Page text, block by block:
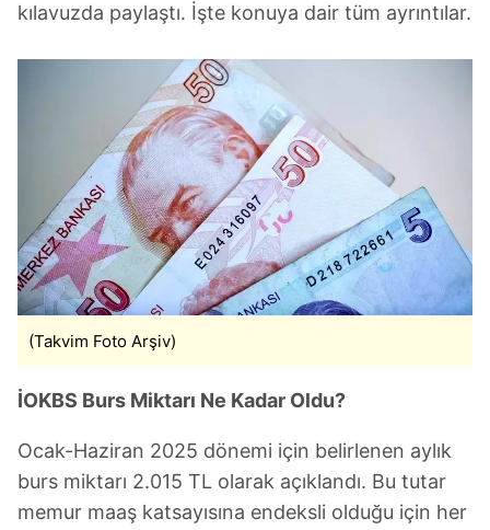
kılavuzda paylaştı. İşte konuya dair tüm ayrıntılar.
(Takvim Foto Arşiv)
İOKBS Burs Miktarı Ne Kadar Oldu?
Ocak-Haziran 2025 dönemi için belirlenen aylık
burs miktarı 2.015 TL olarak açıklandı. Bu tutar
memur maaş katsayısına endeksli olduğu için her